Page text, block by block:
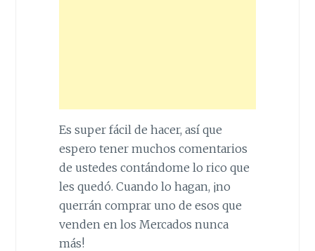
Es super fácil de hacer, así que
espero tener muchos comentarios
de ustedes contándome lo rico que
les quedó. Cuando lo hagan, ¡no
querrán comprar uno de esos que
venden en los Mercados nunca
más!